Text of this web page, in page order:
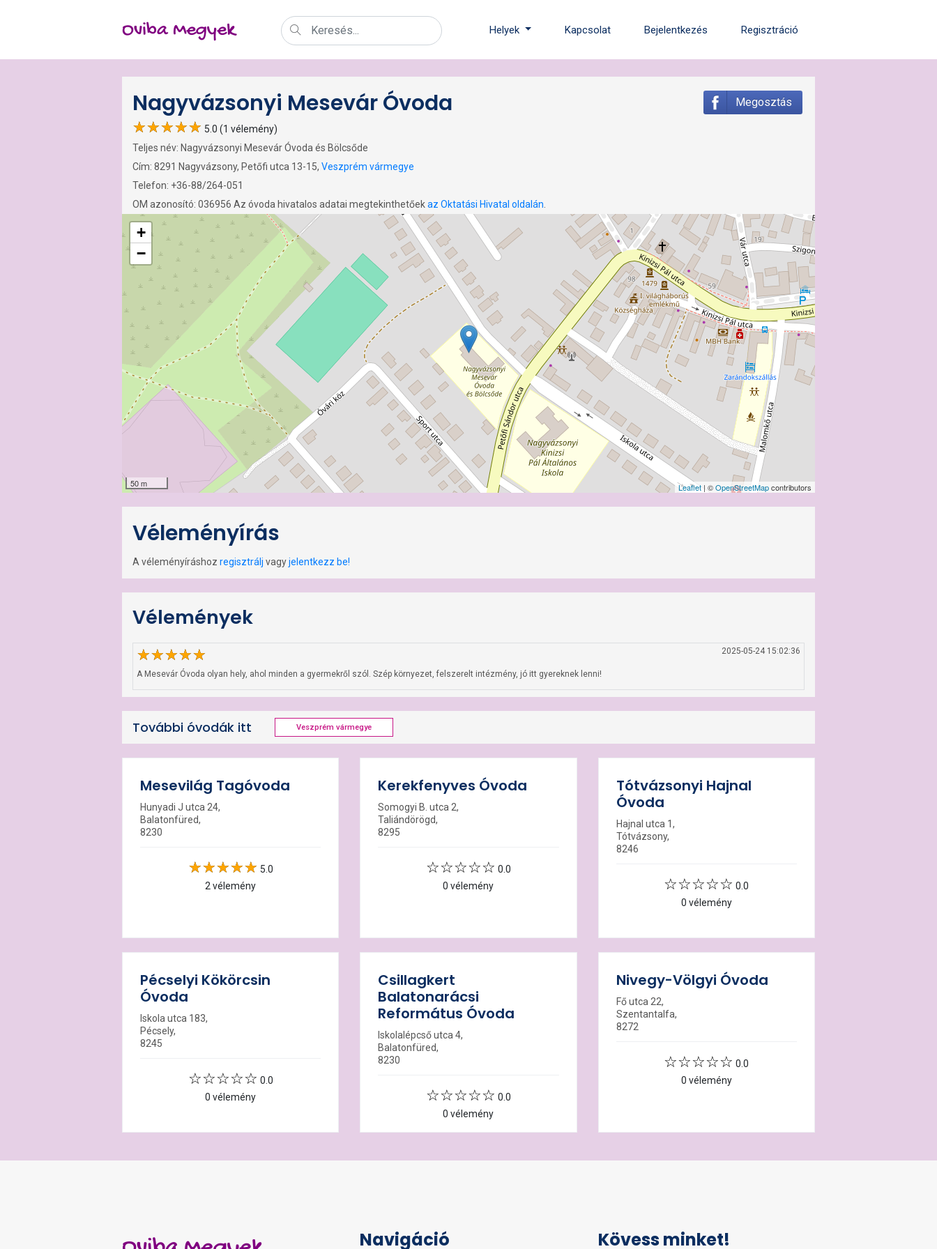
Oviba Megyek Helyek Kapcsolat Bejelentkezés Regisztráció
Nagyvázsonyi Mesevár Óvoda Megosztás
5.0 (1 vélemény)
Teljes név: Nagyvázsonyi Mesevár Óvoda és Bölcsőde
Cím: 8291 Nagyvázsony, Petőfi utca 13-15, Veszprém vármegye
Telefon: +36-88/264-051
OM azonosító: 036956 Az óvoda hivatalos adatai megtekinthetőekaz Oktatási Hivatal oldalán
+
−
50 m Leaflet | ©OpenStreetMapcontributors
Véleményírás
A véleményíráshoz regisztrálj vagyjelentkezz be!
Vélemények
2025-05-24 15:02:36
A Mesevár Óvoda olyan hely, ahol minden a gyermekről szól. Szép környezet, felszerelt intézmény, jó itt gyereknek lenni!
További óvodák itt Veszprém vármegye
Mesevilág Tagóvoda
Hunyadi J utca 24,
Balatonfüred,
8230
5.0
2 vélemény
Kerekfenyves Óvoda
Somogyi B. utca 2,
Taliándörögd,
8295
0.0
0 vélemény
Tótvázsonyi Hajnal
Óvoda
Hajnal utca 1,
Tótvázsony,
8246
0.0
0 vélemény
Pécselyi Kökörcsin
Óvoda
Iskola utca 183,
Pécsely,
8245
0.0
0 vélemény
Csillagkert
Balatonarácsi
Református Óvoda
Iskolalépcső utca 4,
Balatonfüred,
8230
0.0
0 vélemény
Nivegy-Völgyi Óvoda
Fő utca 22,
Szentantalfa,
8272
0.0
0 vélemény
Navigáció Kövess minket!